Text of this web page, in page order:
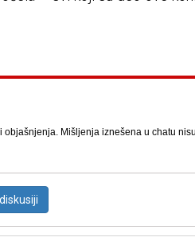
Mišljenja iznešena u chatu